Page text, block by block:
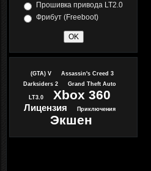
Прошивка привода LT2.0
Фрибут (Freeboot)
(GTA) V
Assassin's Creed 3
Darksiders 2
Grand Theft Auto
LT3.0 Xbox 360
Лицензия Приключения
Экшен